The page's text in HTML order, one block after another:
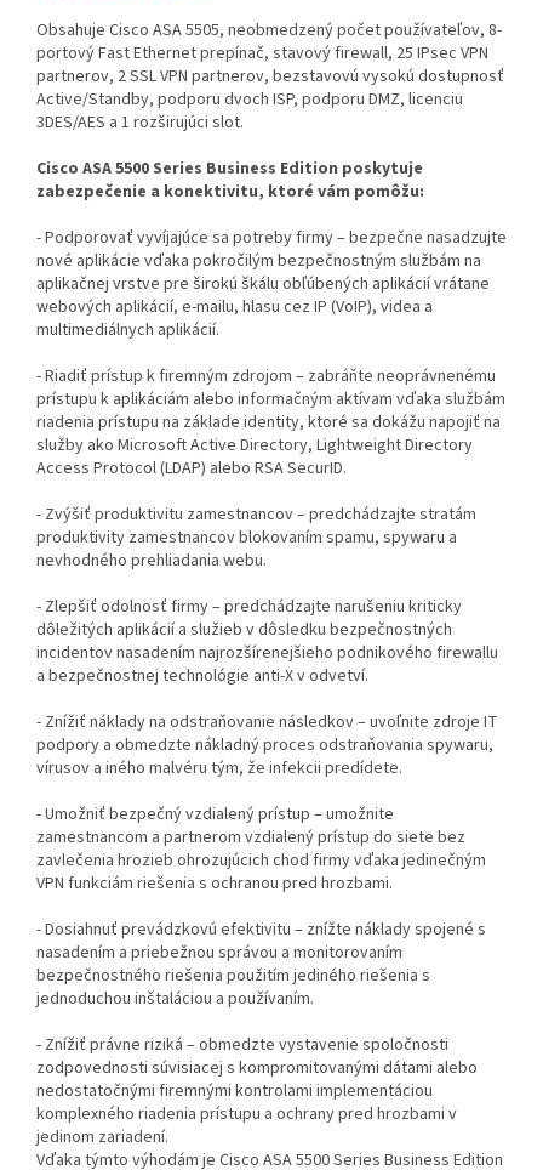
Obsahuje Cisco ASA 5505, neobmedzený počet používateľov, 8-
portový Fast Ethernet prepínač, stavový firewall, 25 IPsec VPN
partnerov, 2 SSL VPN partnerov, bezstavovú vysokú dostupnosť
Active/Standby, podporu dvoch ISP, podporu DMZ, licenciu
3DES/AES a 1 rozširujúci slot.
Cisco ASA 5500 Series Business Edition poskytuje
zabezpečenie a konektivitu, ktoré vám pomôžu:
- Podporovať vyvíjajúce sa potreby firmy – bezpečne nasadzujte
nové aplikácie vďaka pokročilým bezpečnostným službám na
aplikačnej vrstve pre širokú škálu obľúbených aplikácií vrátane
webových aplikácií, e-mailu, hlasu cez IP (VoIP), videa a
multimediálnych aplikácií.
- Riadiť prístup k firemným zdrojom – zabráňte neoprávnenému
prístupu k aplikáciám alebo informačným aktívam vďaka službám
riadenia prístupu na základe identity, ktoré sa dokážu napojiť na
služby ako Microsoft Active Directory, Lightweight Directory
Access Protocol (LDAP) alebo RSA SecurID.
- Zvýšiť produktivitu zamestnancov – predchádzajte stratám
produktivity zamestnancov blokovaním spamu, spywaru a
nevhodného prehliadania webu.
- Zlepšiť odolnosť firmy – predchádzajte narušeniu kriticky
dôležitých aplikácií a služieb v dôsledku bezpečnostných
incidentov nasadením najrozšírenejšieho podnikového firewallu
a bezpečnostnej technológie anti-X v odvetví.
- Znížiť náklady na odstraňovanie následkov – uvoľnite zdroje IT
podpory a obmedzte nákladný proces odstraňovania spywaru,
vírusov a iného malvéru tým, že infekcii predídete.
- Umožniť bezpečný vzdialený prístup – umožnite
zamestnancom a partnerom vzdialený prístup do siete bez
zavlečenia hrozieb ohrozujúcich chod firmy vďaka jedinečným
VPN funkciám riešenia s ochranou pred hrozbami.
- Dosiahnuť prevádzkovú efektivitu – znížte náklady spojené s
nasadením a priebežnou správou a monitorovaním
bezpečnostného riešenia použitím jediného riešenia s
jednoduchou inštaláciou a používaním.
- Znížiť právne riziká – obmedzte vystavenie spoločnosti
zodpovednosti súvisiacej s kompromitovanými dátami alebo
nedostatočnými firemnými kontrolami implementáciou
komplexného riadenia prístupu a ochrany pred hrozbami v
jedinom zariadení.
Vďaka týmto výhodám je Cisco ASA 5500 Series Business Edition